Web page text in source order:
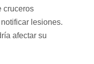
cruceros
lesiones.
afectar su